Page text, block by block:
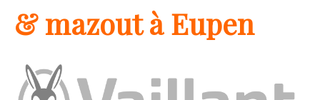
& mazout à Eupen